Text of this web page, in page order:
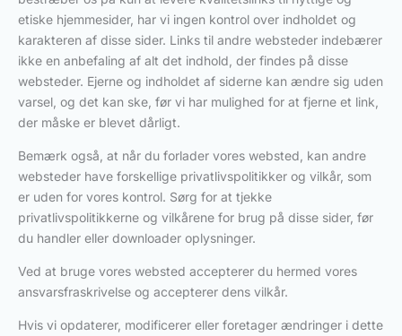
etiske hjemmesider, har vi ingen kontrol over indholdet og
karakteren af disse sider. Links til andre websteder indebærer
ikke en anbefaling af alt det indhold, der findes på disse
websteder. Ejerne og indholdet af siderne kan ændre sig uden
varsel, og det kan ske, før vi har mulighed for at fjerne et link,
der måske er blevet dårligt.
Bemærk også, at når du forlader vores websted, kan andre
websteder have forskellige privatlivspolitikker og vilkår, som
er uden for vores kontrol. Sørg for at tjekke
privatlivspolitikkerne og vilkårene for brug på disse sider, før
du handler eller downloader oplysninger.
Ved at bruge vores websted accepterer du hermed vores
ansvarsfraskrivelse og accepterer dens vilkår.
Hvis vi opdaterer, modificerer eller foretager ændringer i dette